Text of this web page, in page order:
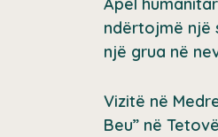
Apel
ndërtojmë një
një grua në
Vizitë në
Beu” në Tetovë